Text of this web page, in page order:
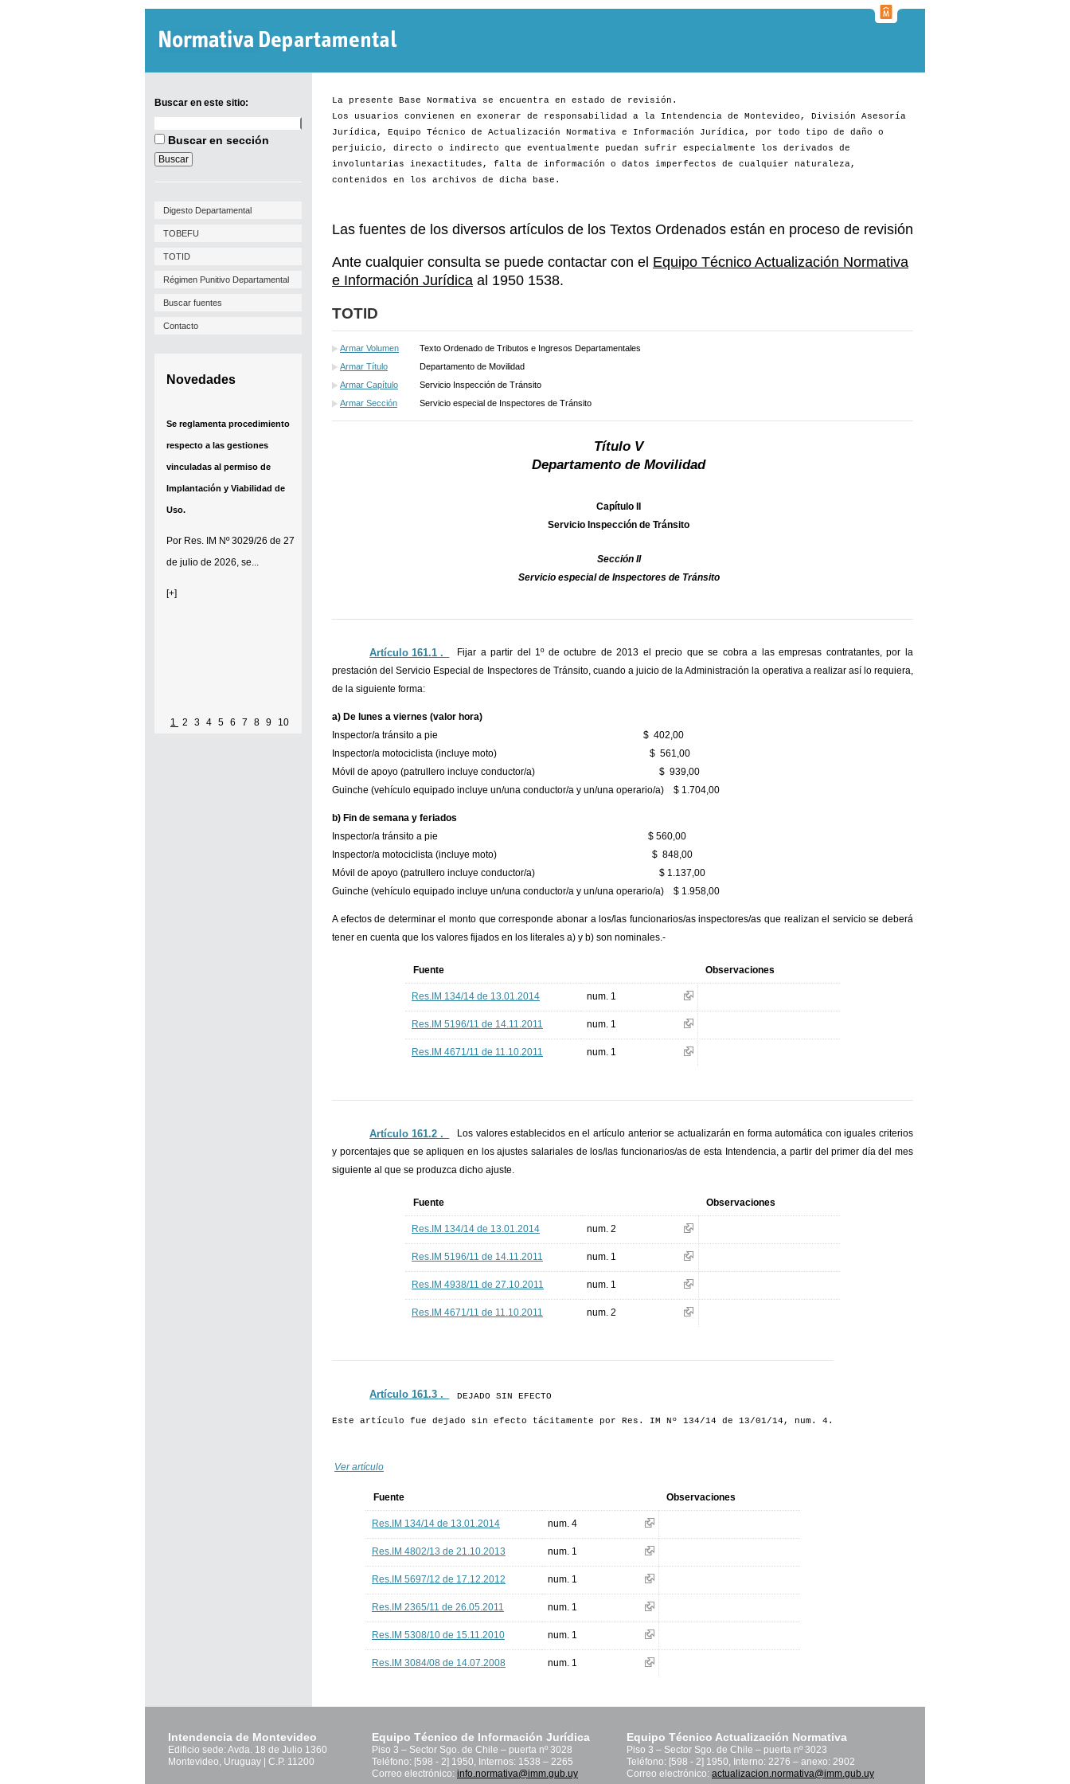
Buscar en este sitio:
en
sitio:
Buscar en sección
Digesto Departamental
TOBEFU
TOTID
Régimen Punitivo Departamental
Buscar fuentes
Contacto
Novedades
Se reglamenta procedimiento
respecto a las gestiones
vinculadas al permiso de
Implantación y Viabilidad de
Uso.
Por Res. IM Nº 3029/26 de 27
de julio de 2026, se...
[+]
1 2 3 4 5 6 7 8 9 10
La presente Base Normativa se encuentra en estado de revisión.
Los usuarios convienen en exonerar de responsabilidad a la Intendencia de Montevideo, División Asesoría
Jurídica, Equipo Técnico de Actualización Normativa e Información Jurídica, por todo tipo de daño o
perjuicio, directo o indirecto que eventualmente puedan sufrir especialmente los derivados de
involuntarias inexactitudes, falta de información o datos imperfectos de cualquier naturaleza,
contenidos en los archivos de dicha base.
Las fuentes de los diversos artículos de los Textos Ordenados están en proceso de revisión
Ante cualquier consulta se puede contactar con el Equipo Técnico Actualización Normativa
e Información Jurídica al 1950 1538.
TOTID
Armar Volumen
Texto Ordenado de Tributos e Ingresos Departamentales
Armar Título
Departamento de Movilidad
Armar Capítulo
Servicio Inspección de Tránsito
Armar Sección
Servicio especial de Inspectores de Tránsito
Título V
Departamento de Movilidad
Capítulo II
Servicio Inspección de Tránsito
Sección II
Servicio especial de Inspectores de Tránsito
Artículo 161.1 ._
Fijar a partir del 1º de octubre de 2013 el precio que se cobra a las empresas contratantes, por la
prestación del Servicio Especial de Inspectores de Tránsito, cuando a juicio de la Administración la operativa a realizar así lo requiera,
de la siguiente forma:
a) De lunes a viernes (valor hora)
Inspector/a tránsito a pie $ 402,00
Inspector/a motociclista (incluye moto) $ 561,00
Móvil de apoyo (patrullero incluye conductor/a) $ 939,00
Guinche (vehículo equipado incluye un/una conductor/a y un/una operario/a) $ 1.704,00
b) Fin de semana y feriados
Inspector/a tránsito a pie $ 560,00
Inspector/a motociclista (incluye moto) $ 848,00
Móvil de apoyo (patrullero incluye conductor/a) $ 1.137,00
Guinche (vehículo equipado incluye un/una conductor/a y un/una operario/a) $ 1.958,00
A efectos de determinar el monto que corresponde abonar a los/las funcionarios/as inspectores/as que realizan el servicio se deberá
tener en cuenta que los valores fijados en los literales a) y b) son nominales.-
Fuente Observaciones
Res.IM 134/14 de 13.01.2014 num. 1
Res.IM 5196/11 de 14.11.2011 num. 1
Res.IM 4671/11 de 11.10.2011 num. 1
Artículo 161.2 ._
Los valores establecidos en el artículo anterior se actualizarán en forma automática con iguales criterios
y porcentajes que se apliquen en los ajustes salariales de los/las funcionarios/as de esta Intendencia, a partir del primer día del mes
siguiente al que se produzca dicho ajuste.
Fuente Observaciones
Res.IM 134/14 de 13.01.2014 num. 2
Res.IM 5196/11 de 14.11.2011 num. 1
Res.IM 4938/11 de 27.10.2011 num. 1
Res.IM 4671/11 de 11.10.2011 num. 2
Artículo 161.3 ._ DEJADO SIN EFECTO
Este artículo fue dejado sin efecto tácitamente por Res. IM Nº 134/14 de 13/01/14, num. 4.
Ver artículo
Fuente Observaciones
Res.IM 134/14 de 13.01.2014 num. 4
Res.IM 4802/13 de 21.10.2013 num. 1
Res.IM 5697/12 de 17.12.2012 num. 1
Res.IM 2365/11 de 26.05.2011 num. 1
Res.IM 5308/10 de 15.11.2010 num. 1
Res.IM 3084/08 de 14.07.2008 num. 1
Intendencia de Montevideo
Edificio sede: Avda. 18 de Julio 1360
Montevideo, Uruguay | C.P. 11200
Equipo Técnico Actualización Normativa
Piso 3 – Sector Sgo. de Chile – puerta nº 3023
Teléfono: [598 - 2] 1950, Interno: 2276 – anexo: 2902
Correo electrónico: actualizacion.normativa@imm.gub.uy
Equipo Técnico de Información Jurídica
Piso 3 – Sector Sgo. de Chile – puerta nº 3028
Teléfono: [598 - 2] 1950, Internos: 1538 – 2265
Correo electrónico: info.normativa@imm.gub.uy